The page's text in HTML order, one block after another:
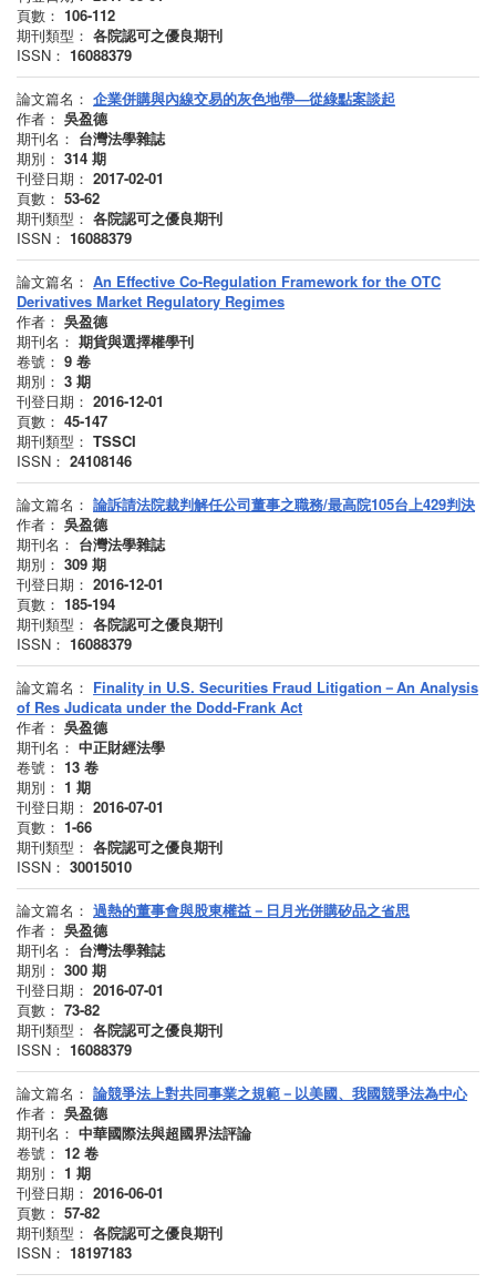
頁數： 106-112
期刊類型： 各院認可之優良期刊
ISSN： 16088379
論文篇名： 企業併購與內線交易的灰色地帶—從綠點案談起
作者： 吳盈德
期刊名： 台灣法學雜誌
期別： 314 期
刊登日期： 2017-02-01
頁數： 53-62
期刊類型： 各院認可之優良期刊
ISSN： 16088379
論文篇名： An Effective Co-Regulation Framework for the OTC
Derivatives Market Regulatory Regimes
作者： 吳盈德
期刊名： 期貨與選擇權學刊
卷號： 9 卷
期別： 3 期
刊登日期： 2016-12-01
頁數： 45-147
期刊類型： TSSCI
ISSN： 24108146
論文篇名： 論訴請法院裁判解任公司董事之職務/最高院105台上429判決
作者： 吳盈德
期刊名： 台灣法學雜誌
期別： 309 期
刊登日期： 2016-12-01
頁數： 185-194
期刊類型： 各院認可之優良期刊
ISSN： 16088379
論文篇名： Finality in U.S. Securities Fraud Litigation－An Analysis
of Res Judicata under the Dodd-Frank Act
作者： 吳盈德
期刊名： 中正財經法學
卷號： 13 卷
期別： 1 期
刊登日期： 2016-07-01
頁數： 1-66
期刊類型： 各院認可之優良期刊
ISSN： 30015010
論文篇名： 過熱的董事會與股東權益－日月光併購矽品之省思
作者： 吳盈德
期刊名： 台灣法學雜誌
期別： 300 期
刊登日期： 2016-07-01
頁數： 73-82
期刊類型： 各院認可之優良期刊
ISSN： 16088379
論文篇名： 論競爭法上對共同事業之規範－以美國、我國競爭法為中心
作者： 吳盈德
期刊名： 中華國際法與超國界法評論
卷號： 12 卷
期別： 1 期
刊登日期： 2016-06-01
頁數： 57-82
期刊類型： 各院認可之優良期刊
ISSN： 18197183